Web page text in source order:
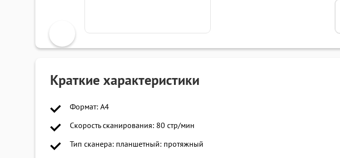
Краткие характеристики
Формат: A4
Скорость сканирования: 80 стр/мин
Тип сканера: планшетный: протяжный